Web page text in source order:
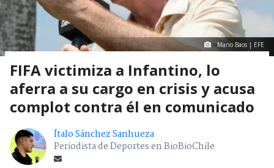
Mario Baos | EFE
FIFA victimiza a Infantino, lo
aferra a su cargo en crisis y acusa
complot contra él en comunicado
Ítalo Sánchez Sanhueza
Periodista de Deportes en BioBioChile